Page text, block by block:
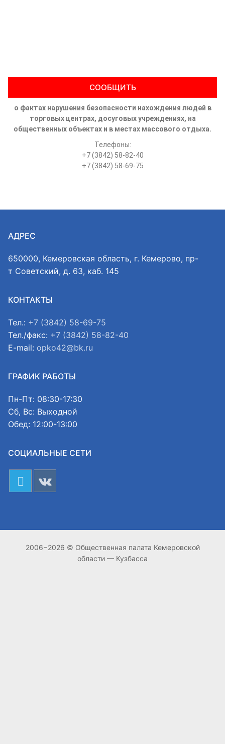
СООБЩИТЬ
о фактах нарушения безопасности нахождения людей в
торговых центрах, досуговых учреждениях, на
общественных объектах и в местах массового отдыха.
Телефоны:
+7 (3842) 58-82-40
+7 (3842) 58-69-75
АДРЕС
650000, Кемеровская область, г. Кемерово, пр-
т Советский, д. 63, каб. 145
КОНТАКТЫ
Тел.: +7 (3842) 58-69-75
Тел./факс: +7 (3842) 58-82-40
E-mail: opko42@bk.ru
ГРАФИК РАБОТЫ
Пн-Пт: 08:30-17:30
Сб, Вс: Выходной
Обед: 12:00-13:00
СОЦИАЛЬНЫЕ СЕТИ
2006−2026 © Общественная палата Кемеровской
области — Кузбасса